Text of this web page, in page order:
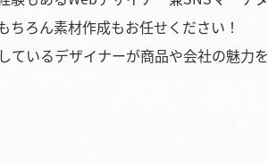
ろん素材作成もお任せください！
ているデザイナーが商品や会社の魅力